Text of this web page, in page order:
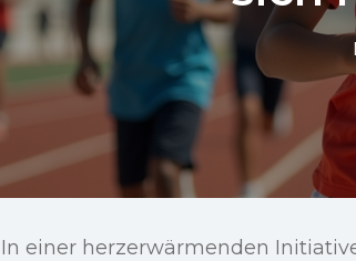
In einer herzerwärmenden